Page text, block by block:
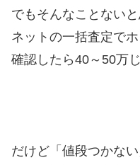
でもそんなことない
ネットの一括査定で
確認したら40～50万
だけど「値段つかな